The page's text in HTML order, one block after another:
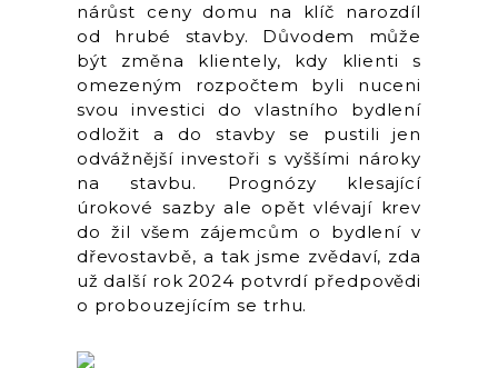
nárůst ceny domu na klíč narozdíl
od hrubé stavby. Důvodem může
být změna klientely, kdy klienti s
omezeným rozpočtem byli nuceni
svou investici do vlastního bydlení
odložit a do stavby se pustili jen
odvážnější investoři s vyššími nároky
na stavbu. Prognózy klesající
úrokové sazby ale opět vlévají krev
do žil všem zájemcům o bydlení v
dřevostavbě, a tak jsme zvědaví, zda
už další rok 2024 potvrdí předpovědi
o probouzejícím se trhu.